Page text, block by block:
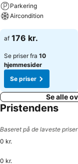
Parkering
Aircondition
Se priser
af 176 kr.
Se priser fra 10
hjemmesider
Se priser
Se alle
Pristendens
Baseret på de laveste
0 kr.
0 kr.